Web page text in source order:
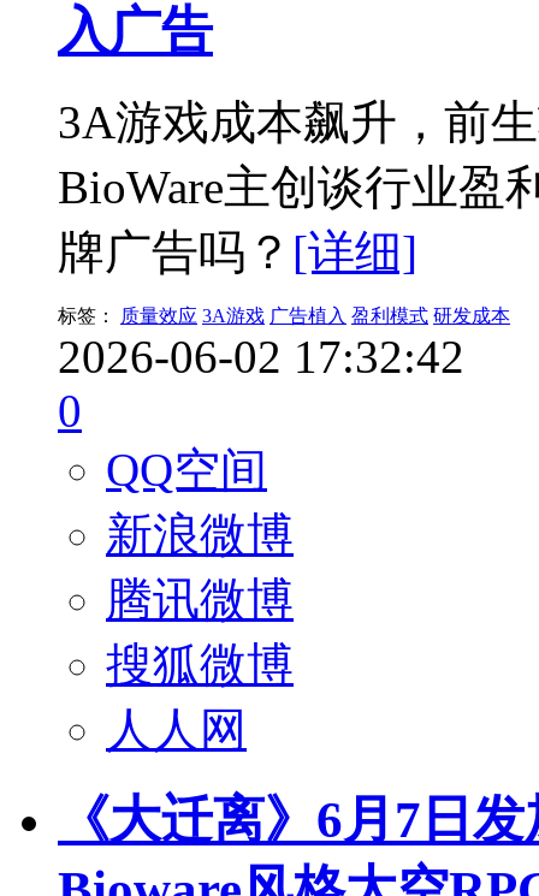
入广告
3A游戏成本飙升，前
BioWare主创谈行业盈
牌广告吗？ [详细]
标签： 质量效应 3A游戏 广告植入 盈利模式 研发成本
2026-06-02 17:32:42
0
QQ空间
新浪微博
腾讯微博
搜狐微博
人人网
《大迁离》6月7日